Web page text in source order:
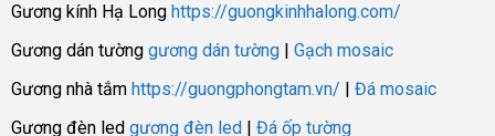
Gương kính Hạ Long https://guongkinhhalong.com/
Gương dán tường gương dán tường| Gạch mosaic
Gương nhà tắm https://guongphongtam.vn/ | Đá mosaic
Gương đèn led gương đèn led| Đá ốp tường